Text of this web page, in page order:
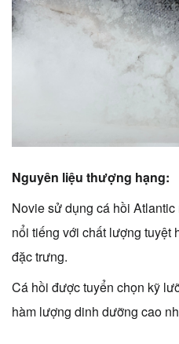
Nguyên liệu thượng hạng:
Novie sử dụng cá hồi
nổi tiếng với chất lượng tuyệt
đặc trưng.
Cá hồi được tuyển chọn kỹ
hàm lượng dinh dưỡng cao